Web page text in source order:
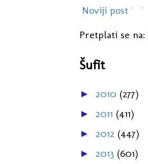
Noviji post
Pretplati se na:
Šufit
► 2010 (277)
► 2011 (411)
► 2012 (447)
► 2013 (601)